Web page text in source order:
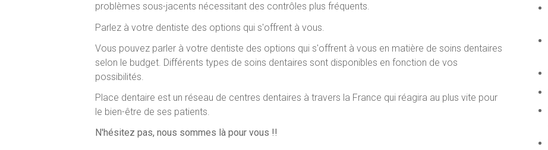
problèmes sous-jacents nécessitant des contrôles plus fréquents.
Parlez à votre dentiste des options qui s'offrent à vous.
Vous pouvez parler à votre dentiste des options qui s'offrent à vous en matière de soins dentaires
selon le budget. Différents types de soins dentaires sont disponibles en fonction de vos
possibilités.
Place dentaire est un réseau de centres dentaires à travers la France qui réagira au plus vite pour
le bien-être de ses patients.
N'hésitez pas, nous sommes là pour vous !!